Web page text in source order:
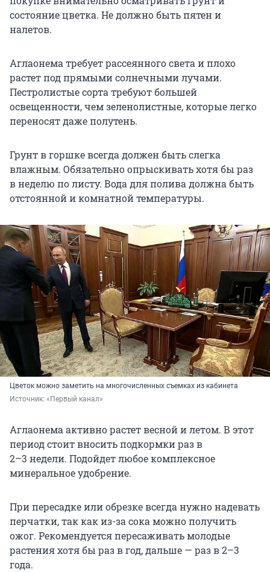
состояние цветка. Не должно быть пятен и
налетов.
Аглаонема требует рассеянного света и плохо
растет под прямыми солнечными лучами.
Пестролистые сорта требуют большей
освещенности, чем зеленолистные, которые легко
переносят даже полутень.
Грунт в горшке всегда должен быть слегка
влажным. Обязательно опрыскивать хотя бы раз
в неделю по листу. Вода для полива должна быть
отстоянной и комнатной температуры.
Цветок можно заметить на многочисленных съемках из кабинета
Источник: «Первый канал»
Аглаонема активно растет весной и летом. В этот
период стоит вносить подкормки раз в
2–3 недели. Подойдет любое комплексное
минеральное удобрение.
При пересадке или обрезке всегда нужно надевать
перчатки, так как из-за сока можно получить
ожог. Рекомендуется пересаживать молодые
растения хотя бы раз в год, дальше — раз в2–3
года.